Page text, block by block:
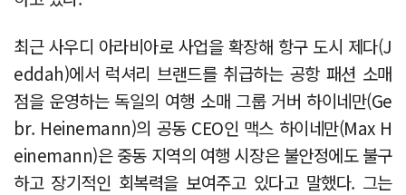
최근 사우디 아라비아로 사업을 확장해 항구 도시 제다(J
eddah)에서 럭셔리 브랜드를 취급하는 공항 패션 소매
점을 운영하는 독일의 여행 소매 그룹 거버 하이네만(Ge
br. Heinemann)의 공동 CEO인 맥스 하이네만(Max H
einemann)은 중동 지역의 여행 시장은 불안정에도 불구
하고 장기적인 회복력을 보여주고 있다고 말했다. 그는